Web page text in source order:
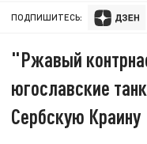
ПОДПИШИТЕСЬ:
"Ржавый
югославские
Сербскую Краину